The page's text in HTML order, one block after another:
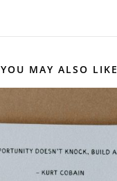
YOU MAY ALSO LIKE